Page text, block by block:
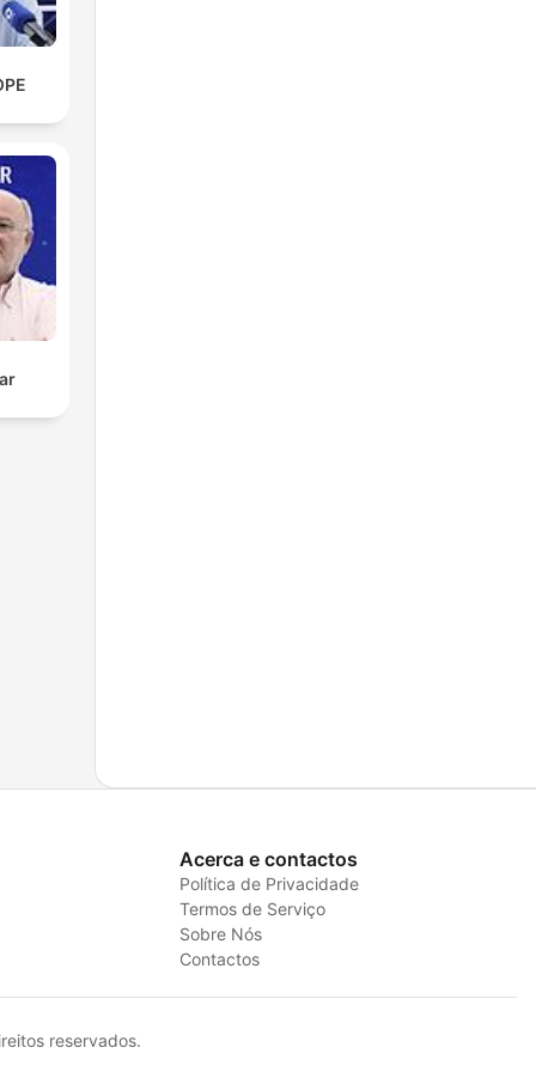
Acerca e contactos
Política de Privacidade
Termos de Serviço
Sobre Nós
Contactos
reservados.